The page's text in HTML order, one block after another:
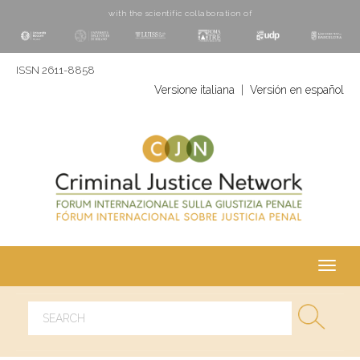
with the scientific collaboration of
ISSN 2611-8858
Versione italiana Versión en español